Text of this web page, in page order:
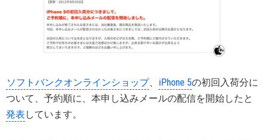
ソフトバンクオンラインショップ、 iPhone 5の初回入荷分に
ついて、予約順に、本申し込みメールの配信を開始したと
発表 しています。